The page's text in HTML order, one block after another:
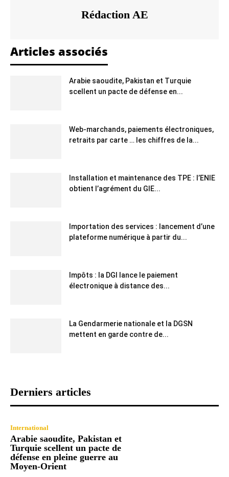
Rédaction AE
Articles associés
Arabie saoudite, Pakistan et Turquie
scellent un pacte de défense en...
Web-marchands, paiements électroniques,
retraits par carte … les chiffres de la...
Installation et maintenance des TPE : l’ENIE
obtient l’agrément du GIE...
Importation des services : lancement d’une
plateforme numérique à partir du...
Impôts : la DGI lance le paiement
électronique à distance des...
La Gendarmerie nationale et la DGSN
mettent en garde contre de...
Derniers articles
International
Arabie saoudite, Pakistan et
Turquie scellent un pacte de
défense en pleine guerre au
Moyen-Orient